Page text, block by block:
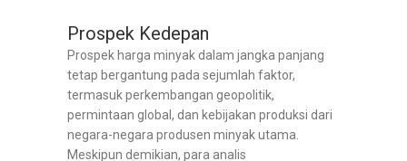
Prospek Kedepan
Prospek harga minyak dalam jangka panjang
tetap bergantung pada sejumlah faktor,
termasuk perkembangan geopolitik,
permintaan global, dan kebijakan produksi dari
negara-negara produsen minyak utama.
Meskipun demikian, para analis